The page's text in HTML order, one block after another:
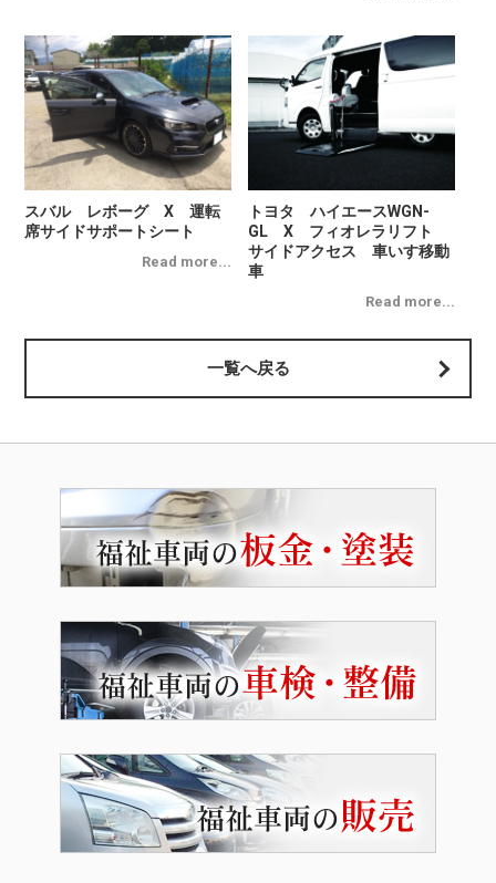
スバル レボーグ X 運転
席サイドサポートシート
トヨタ ハイエースWGN-
GL X フィオレラリフト
サイドアクセス 車いす移動
車
一覧へ戻る